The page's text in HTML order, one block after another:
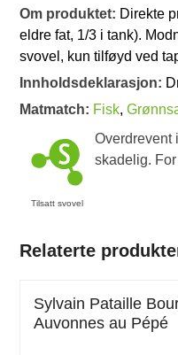
Om produktet: Direkte
eldre fat, 1/3 i tank).
svovel, kun tilføyd ved
Innholdsdeklarasjon:
Matmatch: Fisk,
Tilsatt svovel
skadelig.
Relaterte
Sylvain Pataille
Auvonnes au Pépé